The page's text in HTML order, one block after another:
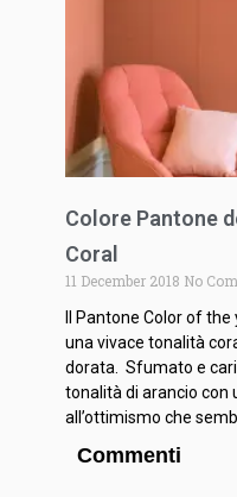
Colore Pantone
Coral
11 December 2018 No
Il Pantone Color of
una vivace tonalità
dorata. Sfumato e
tonalità di arancio con
all’ottimismo che
Commenti